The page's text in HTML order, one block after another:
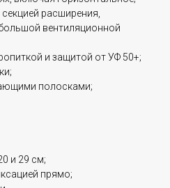
расширения,
вентиляционной
и защитой от УФ 50+;
полосками;
и 29 см;
прямо;